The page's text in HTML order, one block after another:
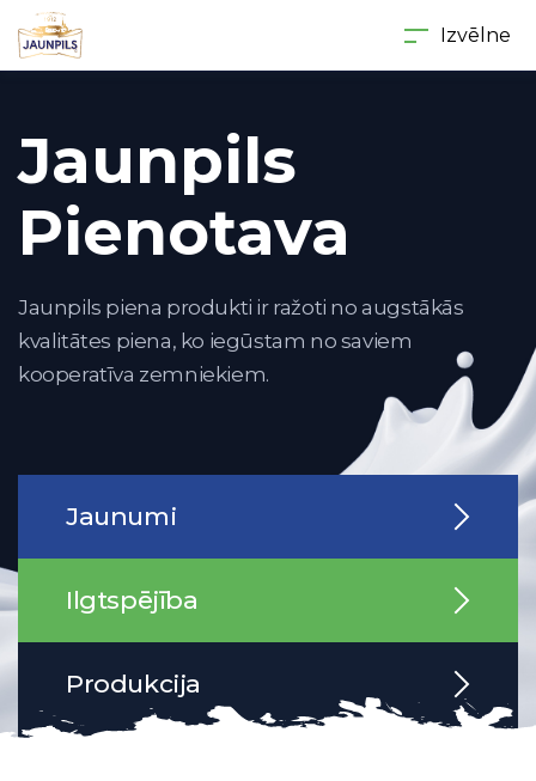
Izvēlne
Jaunpils
Pienotava
Jaunpils piena produkti ir ražoti no augstākās
kvalitātes piena, ko iegūstam no saviem
kooperatīva zemniekiem.
Jaunumi
Ilgtspējība
Produkcija